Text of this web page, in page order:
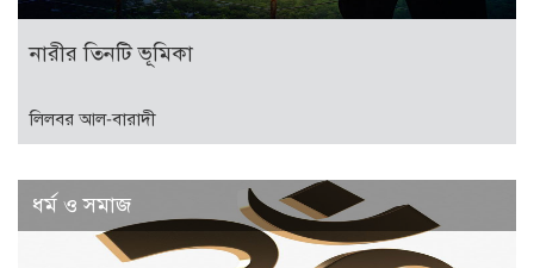
নারীর তিনটি ভূমিকা
লিলবর আল-বারাদী
ধর্ম ও সমাজ